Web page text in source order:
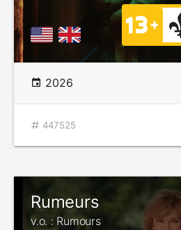
2026
447525
Rumeurs
v.o. : Rumours